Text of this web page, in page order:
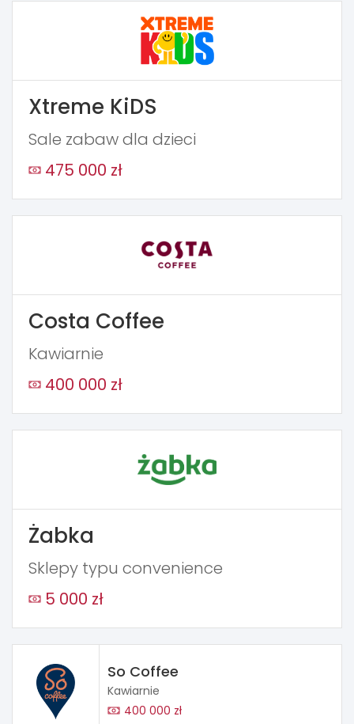
Xtreme KiDS
Sale zabaw dla dzieci
475 000 zł
Costa Coffee
Kawiarnie
400 000 zł
Żabka
Sklepy typu convenience
5 000 zł
So Coffee
Kawiarnie
400 000 zł